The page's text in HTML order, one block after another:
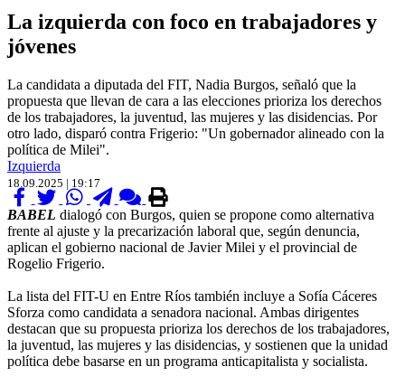
La izquierda con foco en trabajadores y
jóvenes
La candidata a diputada del FIT, Nadia Burgos, señaló que la
propuesta que llevan de cara a las elecciones prioriza los derechos
de los trabajadores, la juventud, las mujeres y las disidencias. Por
otro lado, disparó contra Frigerio: "Un gobernador alineado con la
política de Milei".
Izquierda
18.09.2025 | 19:17
BABEL dialogó con Burgos, quien se propone como alternativa
frente al ajuste y la precarización laboral que, según denuncia,
aplican el gobierno nacional de Javier Milei y el provincial de
Rogelio Frigerio.
La lista del FIT-U en Entre Ríos también incluye a Sofía Cáceres
Sforza como candidata a senadora nacional. Ambas dirigentes
destacan que su propuesta prioriza los derechos de los trabajadores,
la juventud, las mujeres y las disidencias, y sostienen que la unidad
política debe basarse en un programa anticapitalista y socialista.